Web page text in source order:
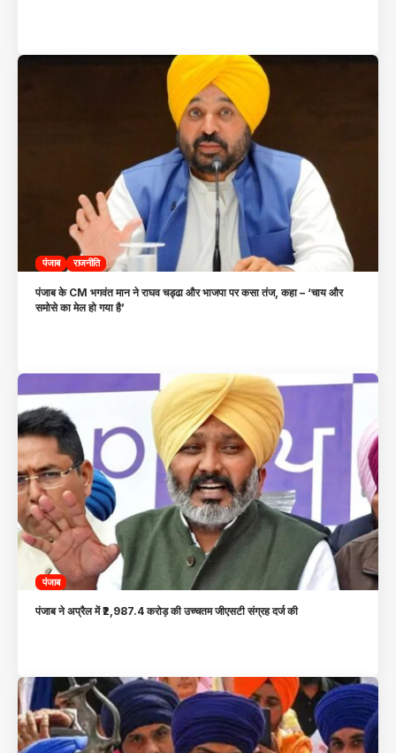
पंजाब राजनीति
पंजाब के CM भगवंत मान ने राघव चड्ढा और भाजपा पर कसा तंज, कहा – ‘चाय और
समोसे का मेल हो गया है’
पंजाब
पंजाब ने अप्रैल में ₹2,987.4 करोड़ की उच्चतम जीएसटी संग्रह दर्ज की